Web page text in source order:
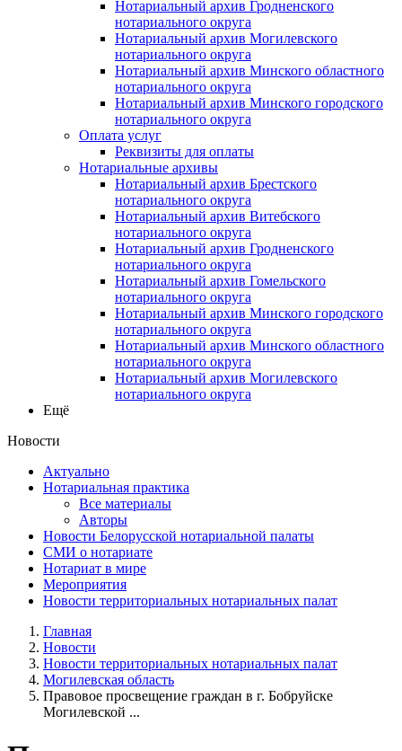
Нотариальный архив Гродненского
нотариального округа
Нотариальный архив Могилевского
нотариального округа
Нотариальный архив Минского областного
нотариального округа
Нотариальный архив Минского городского
нотариального округа
Оплата услуг
Реквизиты для оплаты
Нотариальные архивы
Нотариальный архив Брестского
нотариального округа
Нотариальный архив Витебского
нотариального округа
Нотариальный архив Гродненского
нотариального округа
Нотариальный архив Гомельского
нотариального округа
Нотариальный архив Минского городского
нотариального округа
Нотариальный архив Минского областного
нотариального округа
Нотариальный архив Могилевского
нотариального округа
Ещё
Новости
Актуально
Нотариальная практика
Все материалы
Авторы
Новости Белорусской нотариальной палаты
СМИ о нотариате
Нотариат в мире
Мероприятия
Новости территориальных нотариальных палат
Главная
Новости
Новости территориальных нотариальных палат
Могилевская область
Правовое просвещение граждан в г. Бобруйске
Могилевской ...